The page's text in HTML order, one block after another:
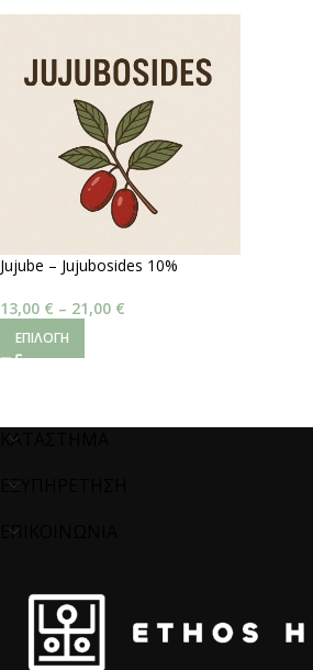
Jujube – Jujubosides 10%
13,00 € – 21,00 €
ΕΠΙΛΟΓΉ
ΚΑΤΑΣΤΗΜΑ
ΕΞΥΠΗΡΕΤΗΣΗ
ΕΠΙΚΟΙΝΩΝΙΑ